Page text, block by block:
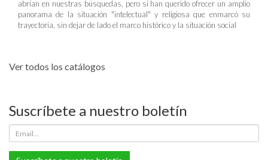
abrían en nuestras búsquedas, pero sí han querido ofrecer un amplio
panorama de la situación "intelectual" y religiosa que enmarcó su
trayectoria, sin dejar de lado el marco histórico y la situación social
Ver todos los catálogos
Suscríbete a nuestro boletín